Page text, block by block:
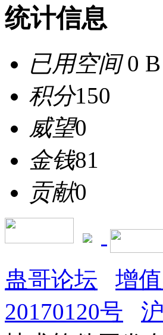
统计信息
已用空间0 B
积分150
威望0
金钱81
贡献0
蛊哥论坛
增
20170120号